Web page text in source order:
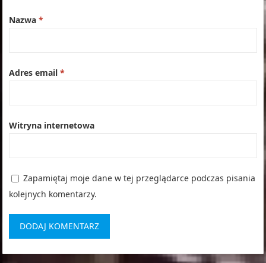
Nazwa*
Adres email*
Witryna internetowa
Zapamiętaj moje dane w tej przeglądarce podczas pisania
kolejnych komentarzy.